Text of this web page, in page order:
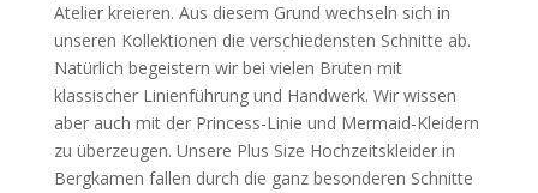
Atelier kreieren. Aus diesem Grund wechseln sich in
unseren Kollektionen die verschiedensten Schnitte ab.
Natürlich begeistern wir bei vielen Bruten mit
klassischer Linienführung und Handwerk. Wir wissen
aber auch mit der Princess-Linie und Mermaid-Kleidern
zu überzeugen. Unsere Plus Size Hochzeitskleider in
Bergkamen fallen durch die ganz besonderen Schnitte